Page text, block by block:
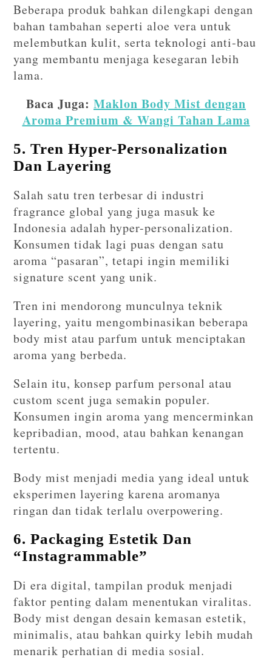
Beberapa produk bahkan dilengkapi dengan
bahan tambahan seperti aloe vera untuk
melembutkan kulit, serta teknologi anti-bau
yang membantu menjaga kesegaran lebih
lama.
Baca Juga: Maklon Body Mist dengan
Aroma Premium & Wangi Tahan Lama
5. Tren Hyper-Personalization
Dan Layering
Salah satu tren terbesar di industri
fragrance global yang juga masuk ke
Indonesia adalah hyper-personalization.
Konsumen tidak lagi puas dengan satu
aroma “pasaran”, tetapi ingin memiliki
signature scent yang unik.
Tren ini mendorong munculnya teknik
layering, yaitu mengombinasikan beberapa
body mist atau parfum untuk menciptakan
aroma yang berbeda.
Selain itu, konsep parfum personal atau
custom scent juga semakin populer.
Konsumen ingin aroma yang mencerminkan
kepribadian, mood, atau bahkan kenangan
tertentu.
Body mist menjadi media yang ideal untuk
eksperimen layering karena aromanya
ringan dan tidak terlalu overpowering.
6. Packaging Estetik Dan
“Instagrammable”
Di era digital, tampilan produk menjadi
faktor penting dalam menentukan viralitas.
Body mist dengan desain kemasan estetik,
minimalis, atau bahkan quirky lebih mudah
menarik perhatian di media sosial.